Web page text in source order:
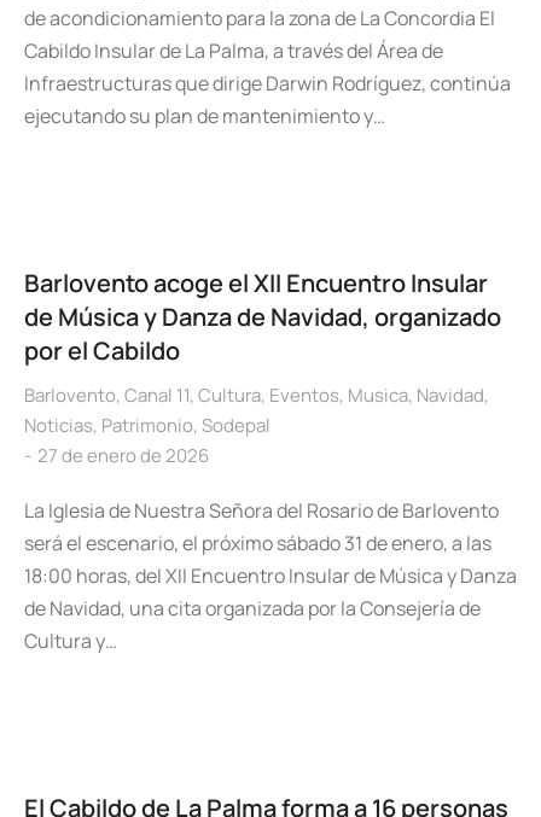
de acondicionamiento para la zona de La Concordia El
Cabildo Insular de La Palma, a través del Área de
Infraestructuras que dirige Darwin Rodríguez, continúa
ejecutando su plan de mantenimiento y…
Barlovento acoge el XII Encuentro Insular
de Música y Danza de Navidad, organizado
por el Cabildo
Barlovento, Canal 11, Cultura, Eventos, Musica, Navidad,
Noticias, Patrimonio, Sodepal
27 de enero de 2026
La Iglesia de Nuestra Señora del Rosario de Barlovento
será el escenario, el próximo sábado 31 de enero, a las
18:00 horas, del XII Encuentro Insular de Música y Danza
de Navidad, una cita organizada por la Consejería de
Cultura y…
El Cabildo de La Palma forma a 16 personas